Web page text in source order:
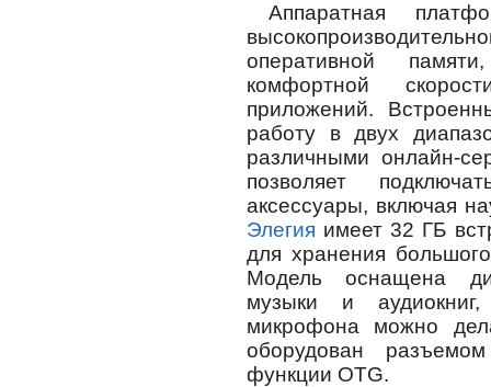
Аппаратная
оперативной
комфортной
приложений.
работу в двух
различными онлайн-
позволяет
аксессуары, включая
Элегия имеет 32 ГБ
для хранения
Модель оснащена
музыки и
микрофона можно
оборудован
функции OTG.